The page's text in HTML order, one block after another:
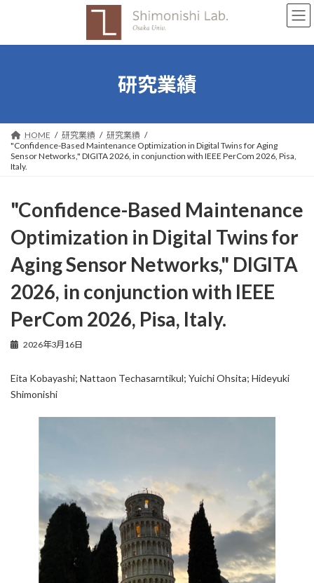
ン
ー
研究業績
HOME 研究業績
研究業績
"Confidence-Based Maintenance Optimization in Digital Twins for Aging
Sensor Networks," DIGITA 2026, in conjunction with IEEE PerCom 2026, Pisa,
Italy.
"Confidence-Based Maintenance
Optimization in Digital Twins for
Aging Sensor Networks," DIGITA
2026, in conjunction with IEEE
PerCom 2026, Pisa, Italy.
2026年3月16日
Eita Kobayashi; Nattaon Techasarntikul; Yuichi Ohsita; Hideyuki
Shimonishi